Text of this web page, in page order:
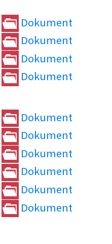
Dokument
Dokument
Dokument
Dokument
Dokument
Dokument
Dokument
Dokument
Dokument
Dokument